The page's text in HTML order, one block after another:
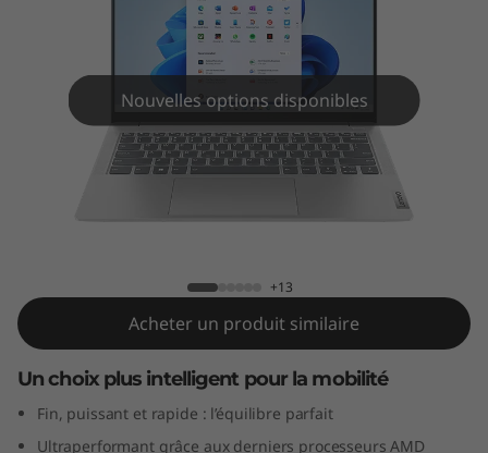
4
A
Nouvelles options disponibles
+13
Acheter un produit similaire
Un choix plus intelligent pour la mobilité
Fin, puissant et rapide : l’équilibre parfait
Ultraperformant grâce aux derniers processeurs AMD